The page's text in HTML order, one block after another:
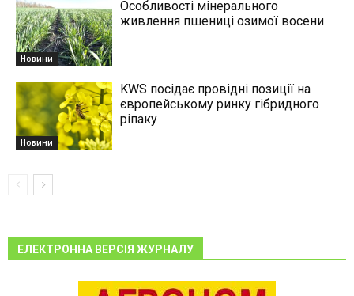
Новини
Особливості мінерального
живлення пшениці озимої восени
Новини
KWS посідає провідні позиції на
європейському ринку гібридного
ріпаку
ЕЛЕКТРОННА ВЕРСІЯ ЖУРНАЛУ